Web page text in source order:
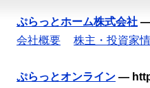
ぷらっとホーム株式会社
会社概要
株主・投資家
ぷらっとオンライン —